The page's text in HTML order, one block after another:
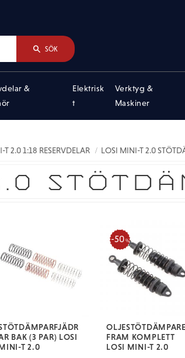
SÖK
&
Elektrisk
t
Verktyg &
Maskiner
T 2.0 1:18 RESERVDELAR LOSI MINI-T 2.0
BAK (3 PAR) LOSI
T 2.0
OLJESTÖTDÄMPARE
FRAM KOMPLETT
LOSI MINI-T 2.0
50 %